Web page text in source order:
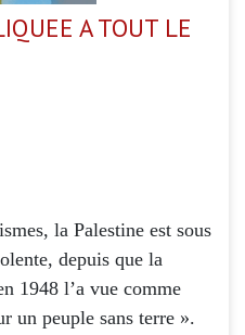
A TOUT LE
la Palestine est sous
depuis que la
1948 l’a vue comme
un peuple sans terre ».